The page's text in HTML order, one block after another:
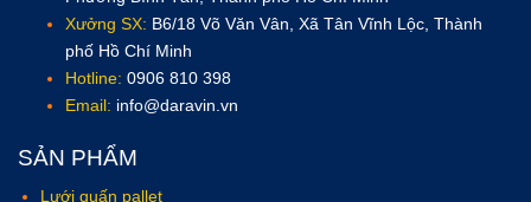
Xưởng SX: B6/18 Võ Văn Vân, Xã Tân Vĩnh Lộc, Thành
phố Hồ Chí Minh
Hotline: 0906 810 398
Email: info@daravin.vn
SẢN PHẨM
Lưới quấn pallet